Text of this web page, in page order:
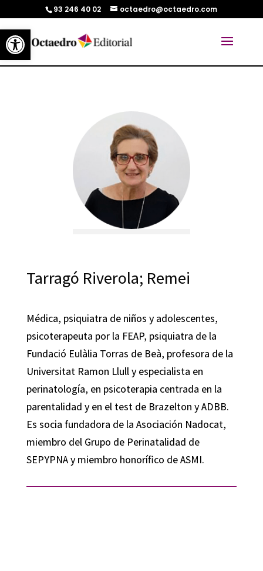
Abrir barra de herramientas
93 246 40 02 octaedro@octaedro.com
Tarragó Riverola; Remei
Médica, psiquiatra de niños y adolescentes,
psicoterapeuta por la FEAP, psiquiatra de la
Fundació Eulàlia Torras de Beà, profesora de la
Universitat Ramon Llull y especialista en
perinatología, en psicoterapia centrada en la
parentalidad y en el test de Brazelton y ADBB.
Es socia fundadora de la Asociación Nadocat,
miembro del Grupo de Perinatalidad de
SEPYPNA y miembro honorífico de ASMI.